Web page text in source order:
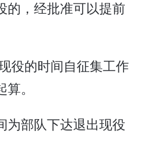
的，经批准可以提前
役的时间自征集工作
。
为部队下达退出现役